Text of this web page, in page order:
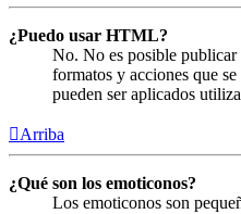
¿Puedo usar HTML?
No. No es posible
formatos y acciones que
pueden ser aplicados
Arriba
¿Qué son los emoticonos?
Los emoticonos son